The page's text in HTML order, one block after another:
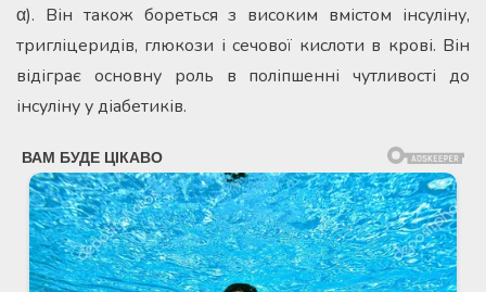
α). Він також бореться з високим вмістом інсуліну,
тригліцеридів, глюкози і сечової кислоти в крові. Він
відіграє основну роль в поліпшенні чутливості до
інсуліну у діабетиків.